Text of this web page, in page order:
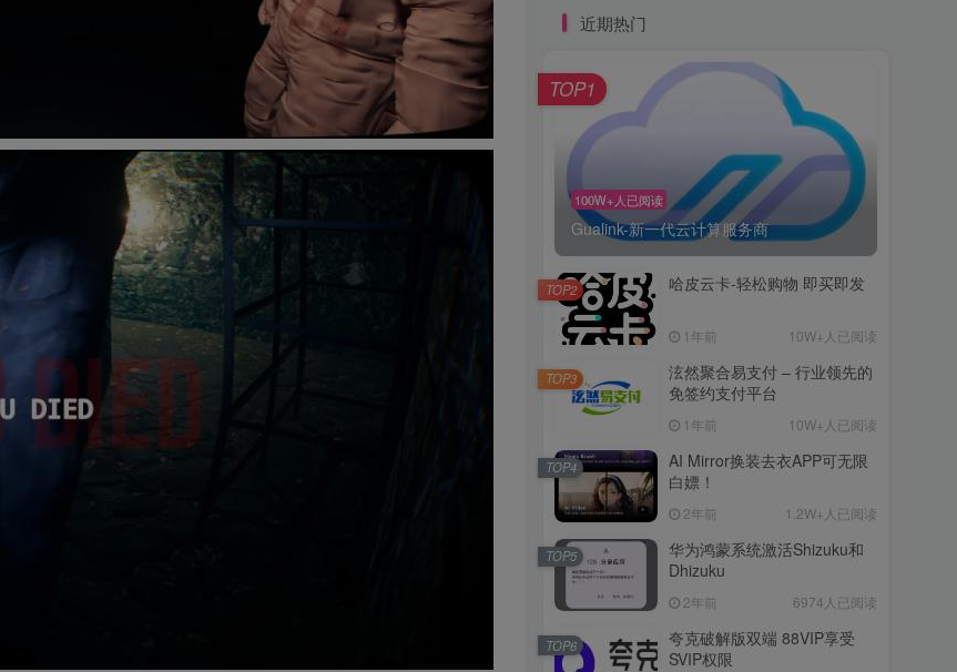
近期热门
100W+人已阅读
Gualink-新一代云计算服务商
TOP1
哈皮云卡-轻松购物 即买即发
1年前 10W+人已阅读
TOP2
泫然聚合易支付 – 行业领先的
免签约支付平台
1年前 10W+人已阅读
TOP3
AI Mirror换装去衣APP可无限
白嫖！
2年前 1.2W+人已阅读
TOP4
华为鸿蒙系统激活Shizuku和
Dhizuku
2年前 6974人已阅读
TOP5
夸克破解版双端 88VIP享受
SVIP权限
TOP6